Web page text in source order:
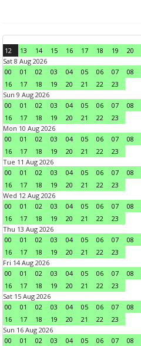
12 13 14 15 16 17 18 19 20
Sat 8 Aug 2026
00
01 02 03 04 05 06 07 08
16
17 18 19 20 21 22
23
Sun 9 Aug 2026
00
01 02 03 04 05 06 07 08
16
17 18 19 20 21 22
23
Mon 10 Aug 2026
00
01 02 03 04 05 06 07 08
16
17 18 19 20 21 22
23
Tue 11 Aug 2026
00
01 02 03 04 05 06 07 08
16
17 18 19 20 21 22
23
Wed 12 Aug 2026
00
01 02 03 04 05 06 07 08
16
17 18 19 20 21 22
23
Thu 13 Aug 2026
00
01 02 03 04 05 06 07 08
16
17 18 19 20 21 22
23
Fri 14 Aug 2026
00
01 02 03 04 05 06 07 08
16
17 18 19 20 21 22
23
Sat 15 Aug 2026
00
01 02 03 04 05 06 07 08
16
17 18 19 20 21 22
23
Sun 16 Aug 2026
00
01 02 03 04 05 06 07 08